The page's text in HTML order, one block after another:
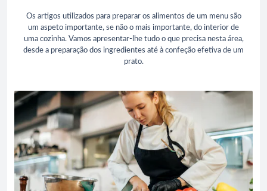
Os artigos utilizados para preparar os alimentos de um menu são
um aspeto importante, se não o mais importante, do interior de
uma cozinha. Vamos apresentar-lhe tudo o que precisa nesta área,
desde a preparação dos ingredientes até à confeção efetiva de um
prato.